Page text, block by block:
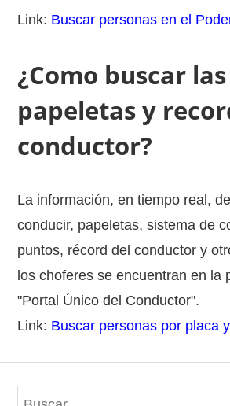
Link: Buscar personas en el
¿Como buscar las
papeletas y
conductor?
La información, en tiempo real,
conducir, papeletas, sistema de
puntos, récord del conductor y
los choferes se encuentran en la
"Portal Único del Conductor".
Link: Buscar personas por placa